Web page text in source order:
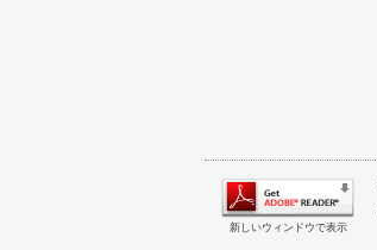
新しいウィンドウで表示